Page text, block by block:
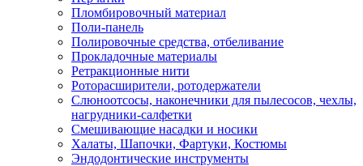
Пломбировочный материал
Поли-панель
Полировочные средства, отбеливание
Прокладочные материалы
Ретракционные нити
Роторасширители, ротодержатели
Слюноотсосы, наконечники для пылесосов, чехлы,
нагрудники-салфетки
Смешивающие насадки и носики
Халаты, Шапочки, Фартуки, Костюмы
Эндодонтические инструменты